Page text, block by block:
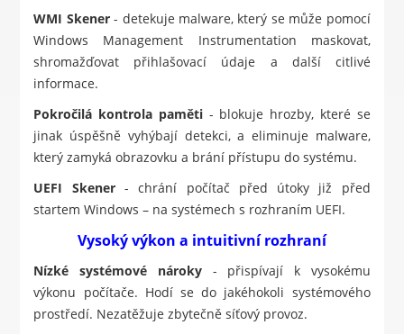
WMI Skener- detekuje malware, který se může pomocí
Windows Management Instrumentation maskovat,
shromažďovat přihlašovací údaje a další citlivé
informace.
Pokročilá kontrola paměti- blokuje hrozby, které se
jinak úspěšně vyhýbají detekci, a eliminuje malware,
který zamyká obrazovku a brání přístupu do systému.
UEFI Skener- chrání počítač před útoky již před
startem Windows – na systémech s rozhraním UEFI.
Vysoký výkon a intuitivní rozhraní
Nízké systémové nároky- přispívají k vysokému
výkonu počítače. Hodí se do jakéhokoli systémového
prostředí. Nezatěžuje zbytečně síťový provoz.